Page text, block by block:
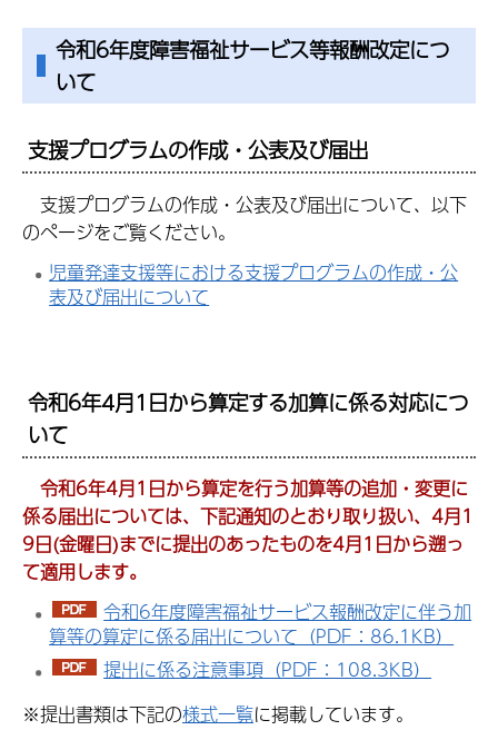
令和6年度障害福祉サービス等報酬改定につ
いて
支援プログラムの作成・公表及び届出
支援プログラムの作成・公表及び届出について、以下
のページをご覧ください。
児童発達支援等における支援プログラムの作成・公
表及び届出について
令和6年4月1日から算定する加算に係る対応につ
いて
令和6年4月1日から算定を行う加算等の追加・変更に
係る届出については、下記通知のとおり取り扱い、4月1
9日(金曜日)までに提出のあったものを4月1日から遡っ
て適用します。
令和6年度障害福祉サービス報酬改定に伴う加
算等の算定に係る届出について（PDF：86.1KB）
提出に係る注意事項（PDF：108.3KB）
※提出書類は下記の様式一覧に掲載しています。